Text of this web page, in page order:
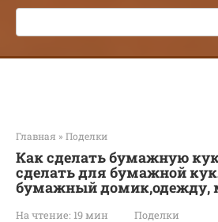
Поиск:
Главная » Поделки
Как сделать бумажную
сделать для бумажной
бумажный домик,одежду,
На чтение: 19 мин Поделки